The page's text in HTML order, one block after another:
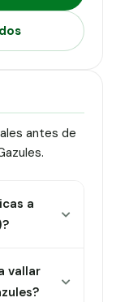
antes de
a
vallar